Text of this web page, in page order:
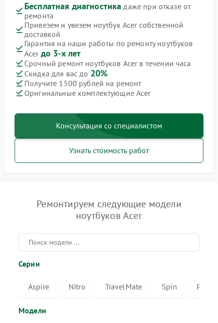
Бесплатная диагностика даже при отказе от
ремонта
Привезем и увезем ноутбук Acer собственной
доставкой
Гарантия на наши работы по ремонту ноутбуков
Acer до 3-х лет
Срочный ремонт ноутбуков Acer в течении часа
Скидка для вас до 20%
Получите 1500 рублей на ремонт
Оригинальные комплектующие Acer
Консультация со специалистом
Узнать стоимость работ
Ремонтируем следующие модели
ноутбуков Acer
Серии
Aspire Nitro TravelMate Spin
Модели